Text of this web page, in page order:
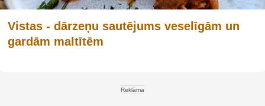
Vistas - dārzeņu sautējums veselīgām un
gardām maltītēm
Reklāma